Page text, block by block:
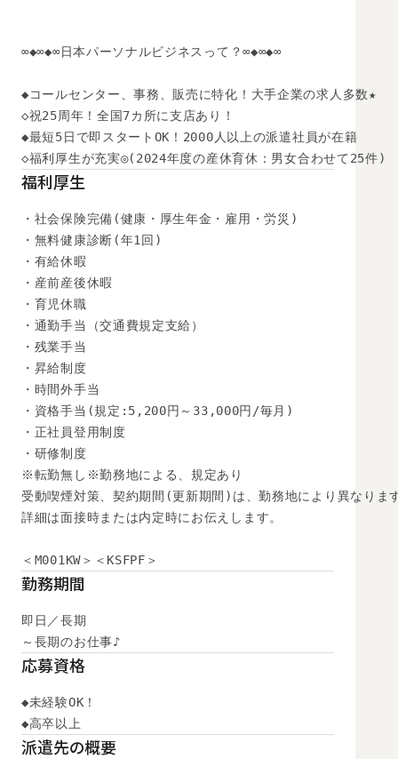
∞◆∞◆∞日本パーソナルビジネスって？∞◆∞◆∞
◆コールセンター、事務、販売に特化！大手企業の求人多数★
◇祝25周年！全国7カ所に支店あり！
◆最短5日で即スタートOK！2000人以上の派遣社員が在籍
◇福利厚生が充実◎(2024年度の産休育休：男女合わせて25件)
福利厚生
・社会保険完備(健康・厚生年金・雇用・労災)
・無料健康診断(年1回)
・有給休暇
・産前産後休暇
・育児休職
・通勤手当（交通費規定支給）
・残業手当
・昇給制度
・時間外手当
・資格手当(規定:5,200円～33,000円/毎月)
・正社員登用制度
・研修制度
※転勤無し※勤務地による、規定あり
受動喫煙対策、契約期間(更新期間)は、勤務地により異なりま
詳細は面接時または内定時にお伝えします。
＜M001KW＞＜KSFPF＞
勤務期間
即日／長期
～長期のお仕事♪
応募資格
◆未経験OK！
◆高卒以上
派遣先の概要